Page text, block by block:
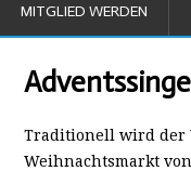
MITGLIED WERDEN
Traditionell wird der
Weihnachtsmarkt